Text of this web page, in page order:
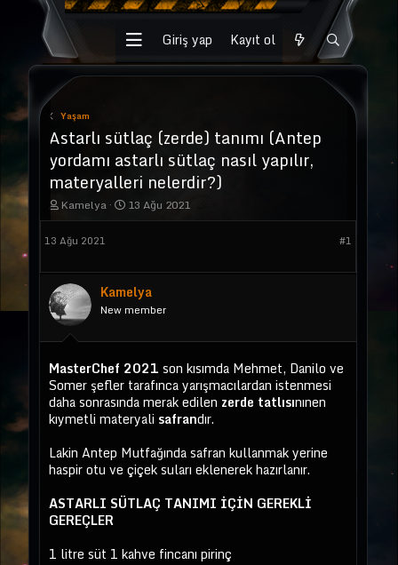
Giriş yap Kayıt ol
Yaşam
Astarlı sütlaç (zerde) tanımı (Antep
yordamı astarlı sütlaç nasıl yapılır,
materyalleri nelerdir?)
K
o
u
u
b
a
ş
a
a
n
Kamelya
B
a
n
g
ç
a
r
i
h
i
13 Ağu 2021
13 Ağu 2021 #1
Kamelya
New member
MasterChef 2021 son kısımda Mehmet, Danilo ve
Somer şefler tarafınca yarışmacılardan istenmesi
daha sonrasında merak edilen zerde tatlısınınen
kıymetli materyali safrandır.
Lakin Antep Mutfağında safran kullanmak yerine
haspir otu ve çiçek suları eklenerek hazırlanır.
ASTARLI SÜTLAÇ TANIMI İÇİN GEREKLİ
GEREÇLER
1 litre süt 1 kahve fincanı pirinç